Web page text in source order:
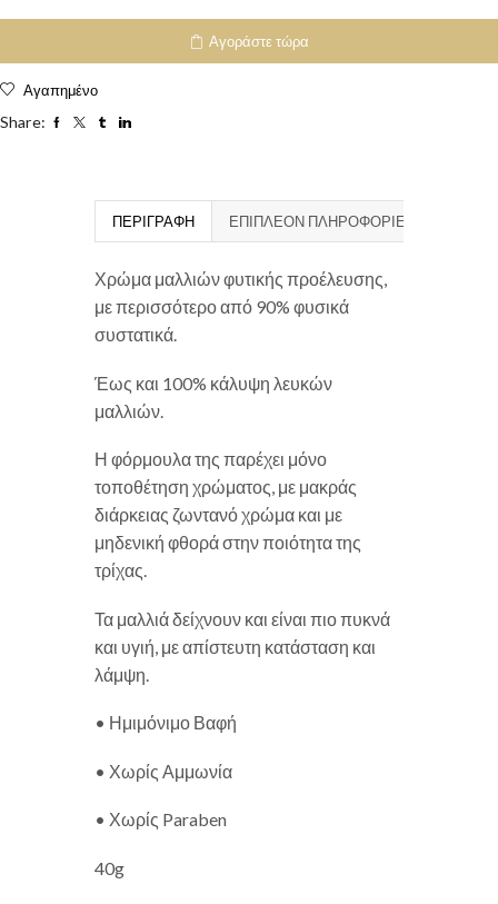
Αγοράστε τώρα
Αγαπημένο
Share:
ΠΕΡΙΓΡΑΦΉ ΕΠΙΠΛΈΟΝ ΠΛΗΡΟΦΟΡΊΕΣ
Χρώμα μαλλιών φυτικής προέλευσης,
με περισσότερο από 90% φυσικά
συστατικά.
Έως και 100% κάλυψη λευκών
μαλλιών.
Η φόρμουλα της παρέχει μόνο
τοποθέτηση χρώματος, με μακράς
διάρκειας ζωντανό χρώμα και με
μηδενική φθορά στην ποιότητα της
τρίχας.
Τα μαλλιά δείχνουν και είναι πιο πυκνά
και υγιή, με απίστευτη κατάσταση και
λάμψη.
• Ημιμόνιμο Βαφή
• Χωρίς Αμμωνία
• Χωρίς Paraben
40g